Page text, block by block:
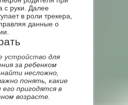
с руки. Далее
в роли трекера,
данные о
устройстводля
за ребенком
несложно,
понять, какие
его пригодятся в
возрасте.